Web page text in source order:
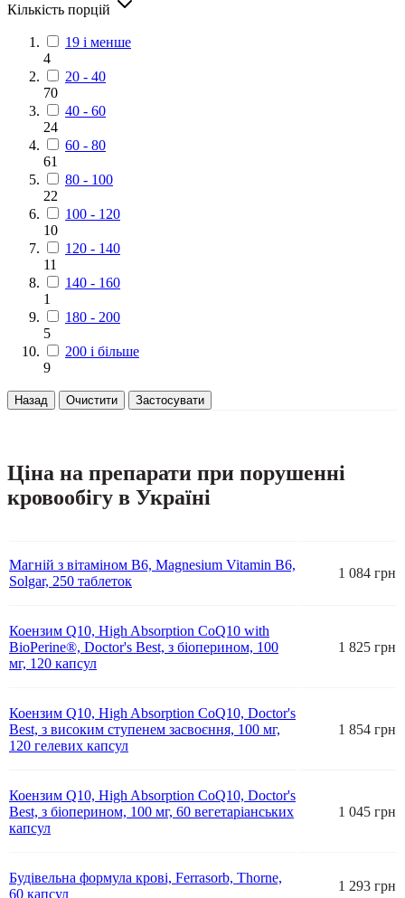
Кількість порцій
19 і менше
4
20 - 40
70
40 - 60
24
60 - 80
61
80 - 100
22
100 - 120
10
120 - 140
11
140 - 160
1
180 - 200
5
200 і більше
9
Назад Очистити Застосувати
Ціна на препарати при порушенні
кровообігу в Україні
Магній з вітаміном В6, Magnesium Vitamin B6,
Solgar, 250 таблеток
1 084 грн
Коензим Q10, High Absorption CoQ10 with
BioPerine®, Doctor's Best, з біоперином, 100
мг, 120 капсул
1 825 грн
Коензим Q10, High Absorption CoQ10, Doctor's
Best, з високим ступенем засвоєння, 100 мг,
120 гелевих капсул
1 854 грн
Коензим Q10, High Absorption CoQ10, Doctor's
Best, з біоперином, 100 мг, 60 вегетаріанських
капсул
1 045 грн
Будівельна формула крові, Ferrasorb, Thorne,
60 капсул
1 293 грн